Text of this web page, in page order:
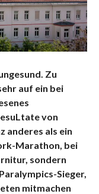
Zu
auf ein bei
von
anderes als ein
Marathon, bei
sondern
Sieger,
mitmachen